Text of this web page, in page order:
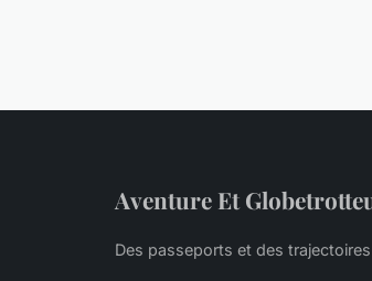
Aventure Et
Des passeports et des